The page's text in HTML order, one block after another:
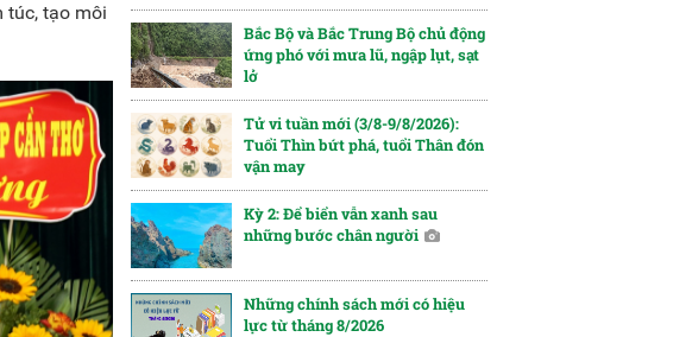
túc, tạo môi
Bắc Bộ và Bắc Trung Bộ chủ động
ứng phó với mưa lũ, ngập lụt, sạt
lở
Tử vi tuần mới (3/8-9/8/2026):
Tuổi Thìn bứt phá, tuổi Thân đón
vận may
Kỳ 2: Để biển vẫn xanh sau
những bước chân người
Những chính sách mới có hiệu
lực từ tháng 8/2026